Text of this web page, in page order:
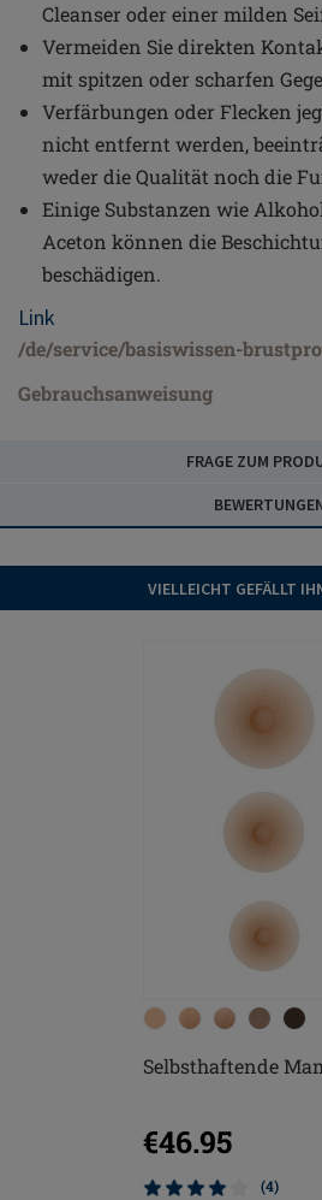
Cleanser oder einer milden
Vermeiden Sie direkten
mit spitzen oder scharfen
Verfärbungen oder Flecken
nicht entfernt werden,
weder die Qualität noch die
Einige Substanzen wie
Aceton können die
beschädigen.
Link
/de/service/basiswissen-
Gebrauchsanweisung
FRAGE ZUM
VIELLEICHT GEFÄLLT
Selbsthaftende
€46.95
(4)